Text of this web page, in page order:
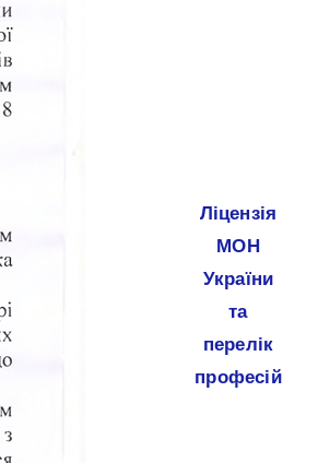
Ліцензія
МОН
України
та
перелік
професій